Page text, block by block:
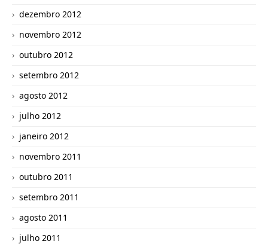
dezembro 2012
novembro 2012
outubro 2012
setembro 2012
agosto 2012
julho 2012
janeiro 2012
novembro 2011
outubro 2011
setembro 2011
agosto 2011
julho 2011